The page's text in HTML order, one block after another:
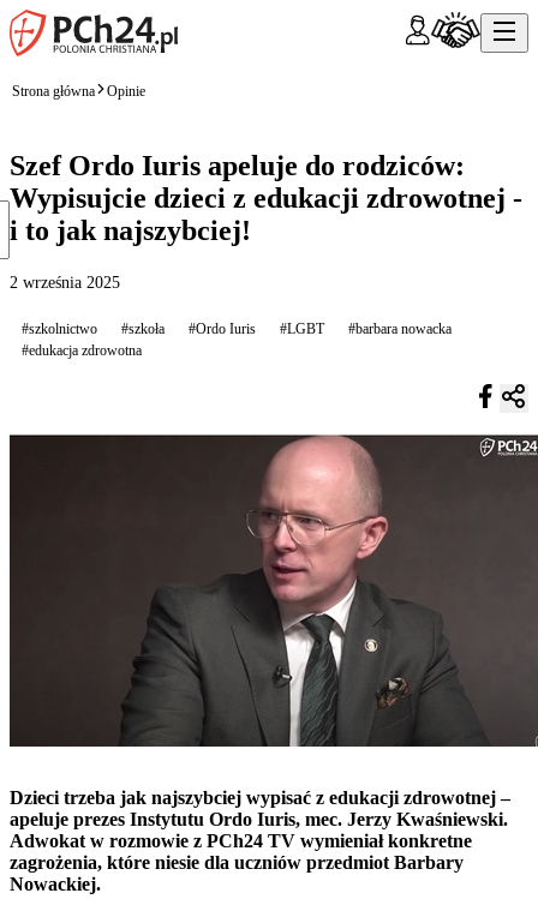
Strona główna Opinie
Szef Ordo Iuris apeluje do rodziców:
Wypisujcie dzieci z edukacji zdrowotnej -
i to jak najszybciej!
2 września 2025
#szkolnictwo #szkoła #Ordo Iuris #LGBT
#barbara nowacka
#edukacja zdrowotna
Dzieci trzeba jak najszybciej wypisać z edukacji zdrowotnej –
apeluje prezes Instytutu Ordo Iuris, mec. Jerzy Kwaśniewski.
Adwokat w rozmowie z PCh24 TV wymieniał konkretne
zagrożenia, które niesie dla uczniów przedmiot Barbary
Nowackiej.